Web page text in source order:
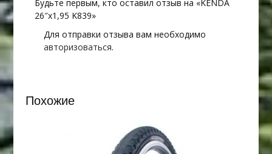
Будьте первым, кто оставил отзыв на «KENDA
26″х1,95 K839»
Для отправки отзыва вам необходимо
авторизоваться.
Похожие